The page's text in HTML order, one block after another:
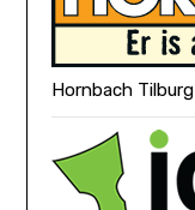
Hornbach Tilburg